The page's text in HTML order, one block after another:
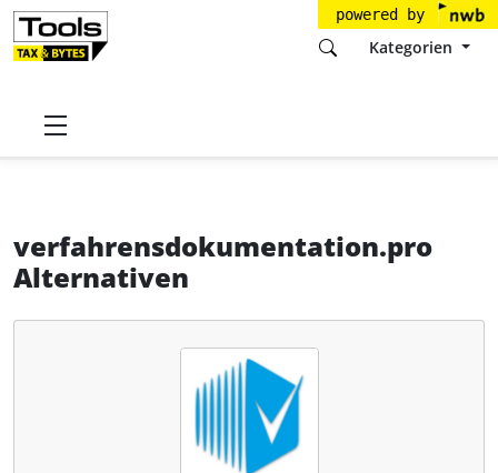
powered by
Kategorien
Startseite
verfahrensdokumentation.pro
Alternativen